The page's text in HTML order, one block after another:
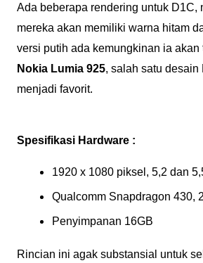
Ada beberapa rendering untuk D1C,
mereka akan memiliki warna hitam
versi putih ada kemungkinan ia akan
Nokia Lumia 925, salah satu
menjadi favorit.
Spesifikasi Hardware:
1920 x 1080 piksel, 5,2 dan
Qualcomm Snapdragon 430,
Penyimpanan 16GB
Rincian ini agak substansial untuk